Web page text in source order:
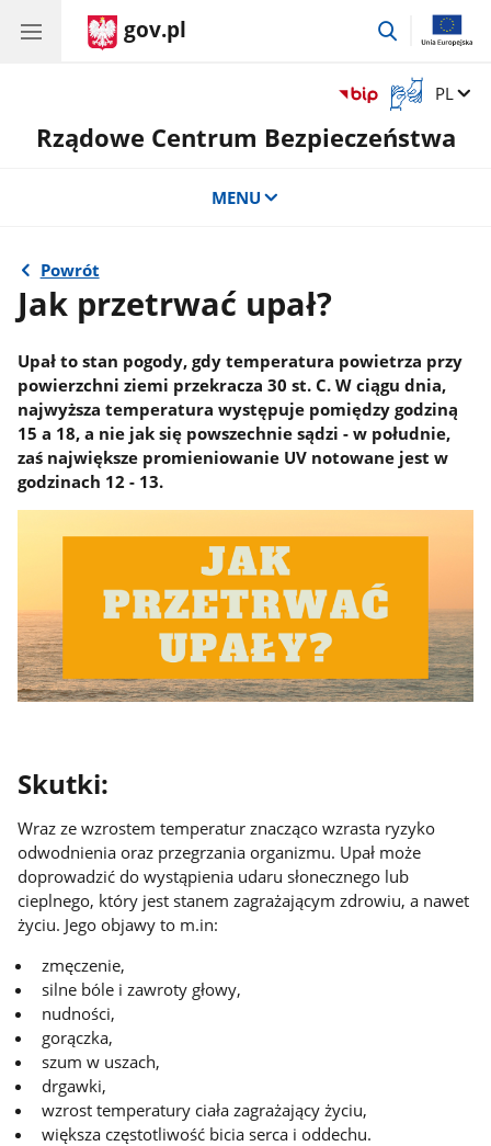
gov.pl
przejdź
Otwórz
okno
z
Zmień
PL
Rządowe Centrum Bezpieczeństwa
MENU
Powrót
Jak przetrwać upał?
Upał to stan pogody, gdy temperatura powietrza przy
powierzchni ziemi przekracza 30 st. C. W ciągu dnia,
najwyższa temperatura występuje pomiędzy godziną
15 a 18, a nie jak się powszechnie sądzi - w południe,
zaś największe promieniowanie UV notowane jest w
godzinach 12 - 13.
Skutki:
Wraz ze wzrostem temperatur znacząco wzrasta ryzyko
odwodnienia oraz przegrzania organizmu. Upał może
doprowadzić do wystąpienia udaru słonecznego lub
cieplnego, który jest stanem zagrażającym zdrowiu, a nawet
życiu. Jego objawy to m.in:
zmęczenie,
silne bóle i zawroty głowy,
nudności,
gorączka,
szum w uszach,
drgawki,
wzrost temperatury ciała zagrażający życiu,
większa częstotliwość bicia serca i oddechu.